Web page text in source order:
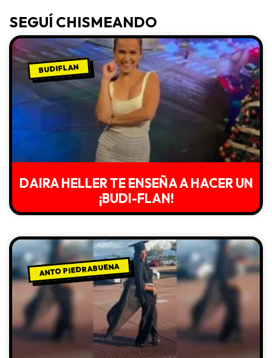
SEGUÍ CHISMEANDO
BUDIFLAN
DAIRA HELLER TE ENSEÑA A HACER UN
¡BUDI-FLAN!
ANTO PIEDRABUENA